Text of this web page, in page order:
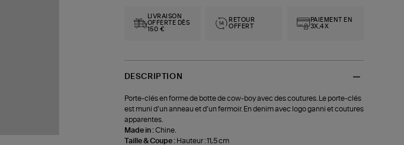
LIVRAISON
OFFERTE DÈS
150 €
RETOUR
OFFERT
PAIEMENT EN
3X,4X
DESCRIPTION
Porte-clés en forme de botte de cow-boy avec des coutures. Le porte-clés
est muni d’un anneau et d’un fermoir. En denim avec logo ganni et coutures
apparentes.
Made in :Chine.
Taille & Coupe : Hauteur : 11,5 cm